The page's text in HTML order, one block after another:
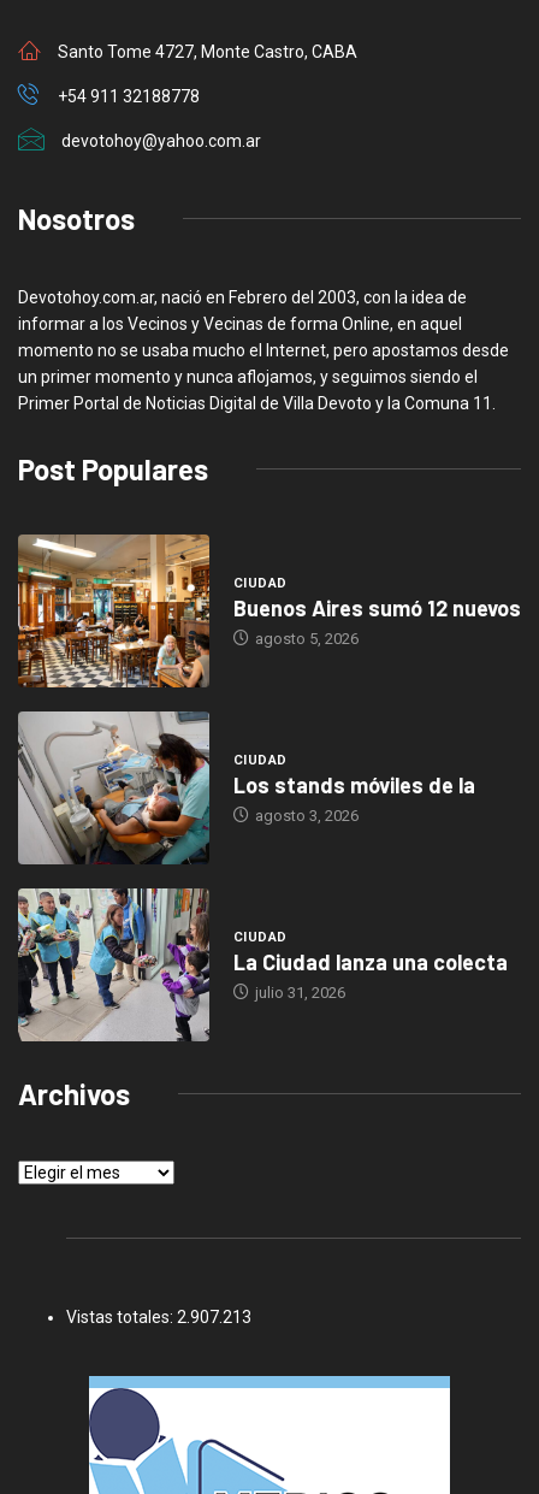
Santo Tome 4727, Monte Castro, CABA
+54 911 32188778
devotohoy@yahoo.com.ar
Nosotros
Devotohoy.com.ar, nació en Febrero del 2003, con la idea de
informar a los Vecinos y Vecinas de forma Online, en aquel
momento no se usaba mucho el Internet, pero apostamos desde
un primer momento y nunca aflojamos, y seguimos siendo el
Primer Portal de Noticias Digital de Villa Devoto y la Comuna 11.
Post Populares
CIUDAD
Buenos Aires sumó 12 nuevos
agosto 5, 2026
CIUDAD
Los stands móviles de la
agosto 3, 2026
CIUDAD
La Ciudad lanza una colecta
julio 31, 2026
Archivos
Archivos
Vistas totales: 2.907.213